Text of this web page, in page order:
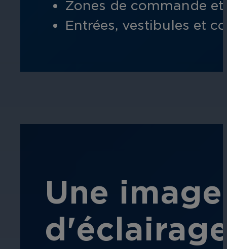
Zones de commande
Entrées, vestibules et
Une